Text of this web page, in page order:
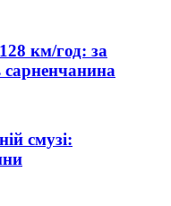
км/год: за
смузі: